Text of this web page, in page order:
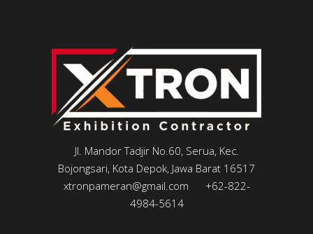
Jl. Mandor Tadjir No.60, Serua, Kec.
Bojongsari, Kota Depok, Jawa Barat 16517
xtronpameran@gmail.com
+62-822-
4984-5614